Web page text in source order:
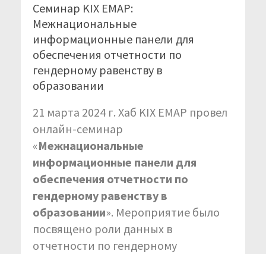
Семинар KIX EMAP:
Межнациональные
информационные панели для
обеспечения отчетности по
гендерному равенству в
образовании
21 марта 2024 г. Хаб KIX EMAP провел
онлайн-семинар
«Межнациональные
информационные панели для
обеспечения отчетности по
гендерному равенству в
образовании». Мероприятие было
посвящено роли данных в
отчетности по гендерному